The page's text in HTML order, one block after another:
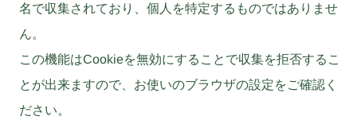
名で収集されており、個人を特定するものではありませ
ん。
この機能はCookieを無効にすることで収集を拒否するこ
とが出来ますので、お使いのブラウザの設定をご確認く
ださい。